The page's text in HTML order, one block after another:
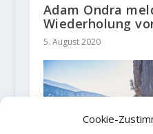
Cookie-
Adam Ondra
Wiederholung
5. August 2020